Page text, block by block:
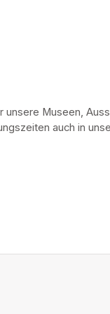
Museen,
auch in